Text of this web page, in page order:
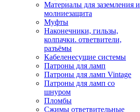
Материалы для заземления и
молниезащита
Муфты
Наконечники, гильзы,
колпачки. ответвители,
разъёмы
Кабеленесущие системы
Патроны для ламп
Патроны для ламп Vintage
Патроны для ламп со
шнуром
Пломбы
Сжимы ответвительные